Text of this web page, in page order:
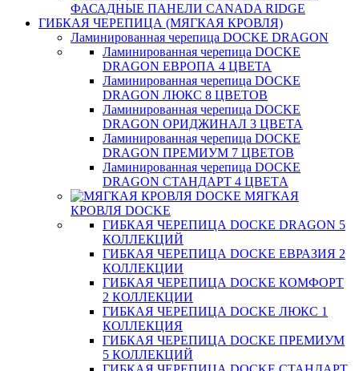
ФАСАДНЫЕ ПАНЕЛИ CANADA RIDGE
ГИБКАЯ ЧЕРЕПИЦА (МЯГКАЯ КРОВЛЯ)
Ламинированная черепица DOCKE DRAGON
Ламинированная черепица DOCKE
DRAGON ЕВРОПА 4 ЦВЕТА
Ламинированная черепица DOCKE
DRAGON ЛЮКС 8 ЦВЕТОВ
Ламинированная черепица DOCKE
DRAGON ОРИДЖИНАЛ 3 ЦВЕТА
Ламинированная черепица DOCKE
DRAGON ПРЕМИУМ 7 ЦВЕТОВ
Ламинированная черепица DOCKE
DRAGON СТАНДАРТ 4 ЦВЕТA
МЯГКАЯ
КРОВЛЯ DOCKE
ГИБКАЯ ЧЕРЕПИЦА DOCKE DRAGON 5
КОЛЛЕКЦИЙ
ГИБКАЯ ЧЕРЕПИЦА DOCKE ЕВРАЗИЯ 2
КОЛЛЕКЦИИ
ГИБКАЯ ЧЕРЕПИЦА DOCKE КОМФОРТ
2 КОЛЛЕКЦИИ
ГИБКАЯ ЧЕРЕПИЦА DOCKE ЛЮКС 1
КОЛЛЕКЦИЯ
ГИБКАЯ ЧЕРЕПИЦА DOCKE ПРЕМИУМ
5 КОЛЛЕКЦИЙ